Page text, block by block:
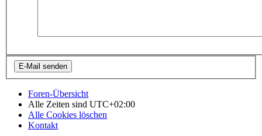
Foren-Übersicht
Alle Zeiten sind UTC+02:00
Alle Cookies löschen
Kontakt